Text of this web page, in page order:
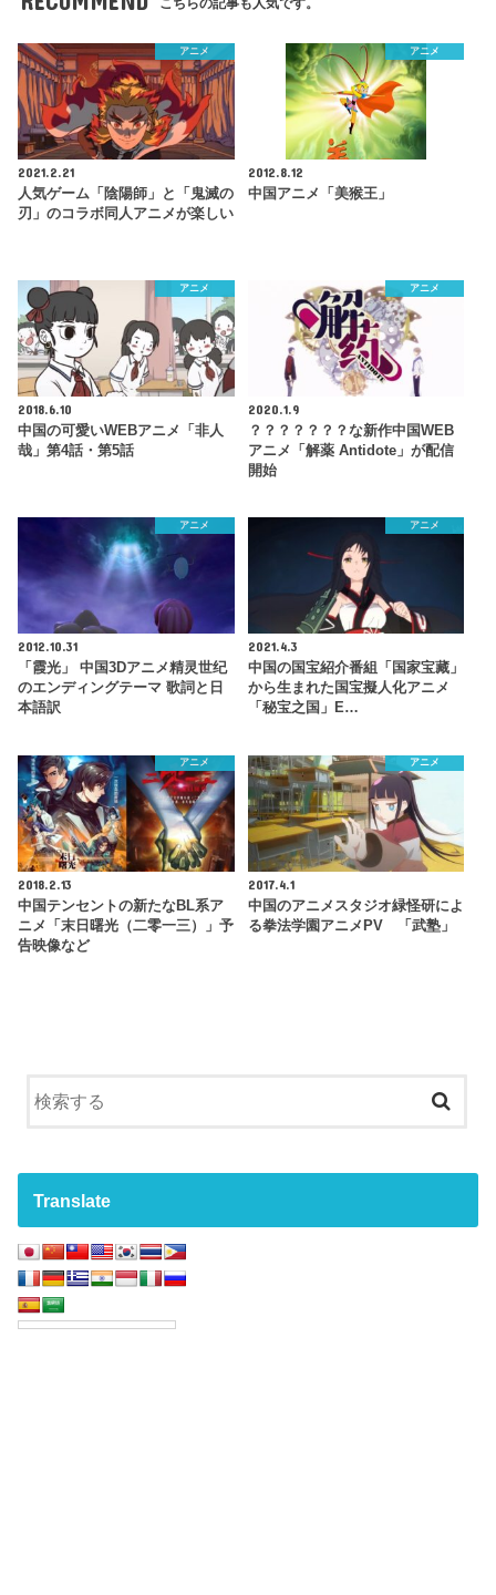
アニメ
2021.2.21
人気ゲーム「陰陽師」と「鬼滅の
刃」のコラボ同人アニメが楽しい
アニメ
2012.8.12
中国アニメ「美猴王」
アニメ
2018.6.10
中国の可愛いWEBアニメ「非人
哉」第4話・第5話
アニメ
2020.1.9
？？？？？？？な新作中国WEB
アニメ「解薬 Antidote」が配信
開始
アニメ
2012.10.31
「霞光」 中国3Dアニメ精灵世纪
のエンディングテーマ 歌詞と日
本語訳
アニメ
2021.4.3
中国の国宝紹介番組「国家宝藏」
から生まれた国宝擬人化アニメ
「秘宝之国」E…
アニメ
2018.2.13
中国テンセントの新たなBL系ア
ニメ「末日曙光（二零一三）」予
告映像など
アニメ
2017.4.1
中国のアニメスタジオ緑怪研によ
る拳法学園アニメPV 「武塾」
Translate